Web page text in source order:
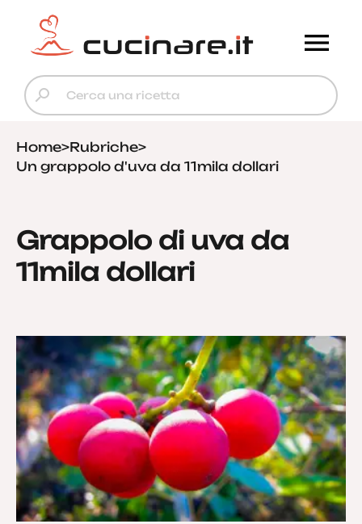
Home>Rubriche>
Un grappolo d'uva da 11mila dollari
Grappolo di uva da
11mila dollari